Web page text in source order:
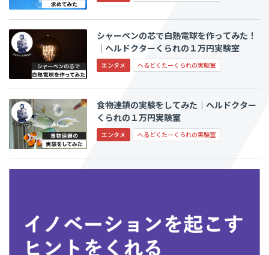
シャーペンの芯で白熱電球を作ってみた！
│ヘルドクターくられの１万円実験室
エンタメ へるどくたーくられの実験室
食物連鎖の実験をしてみた│ヘルドクター
くられの１万円実験室
エンタメ へるどくたーくられの実験室